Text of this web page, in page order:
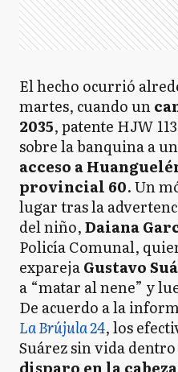
El hecho ocurrió
martes, cuando un
2035, patente HJW
sobre la banquina a
acceso a
provincial 60. Un
lugar tras la
del niño,Daiana
Policía Comunal,
exparejaGustavo
a “matar al nene” y
De acuerdo a la
La Brújula 24, los
Suárez sin vida
disparo en la cabeza